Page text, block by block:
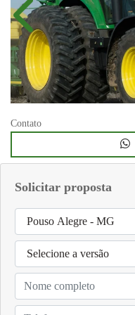
Solicitar proposta
Anterior
Contato